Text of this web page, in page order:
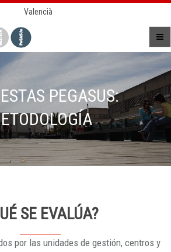
Valencià
PEGASUS:
SE EVALÚA?
por las unidades de gestión, centros y